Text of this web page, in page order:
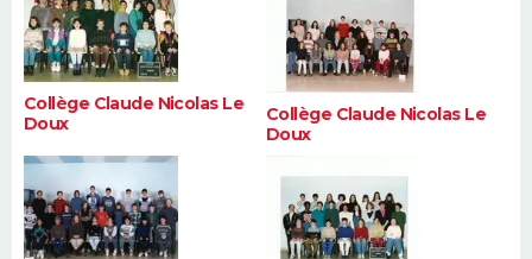
FORUM
Bricolage
Lifestyle
Culture
Sport
Auto
Television
Voyage
Cinema
Collège Claude Nicolas Le
Doux
Collège Claude Nicolas Le
Doux